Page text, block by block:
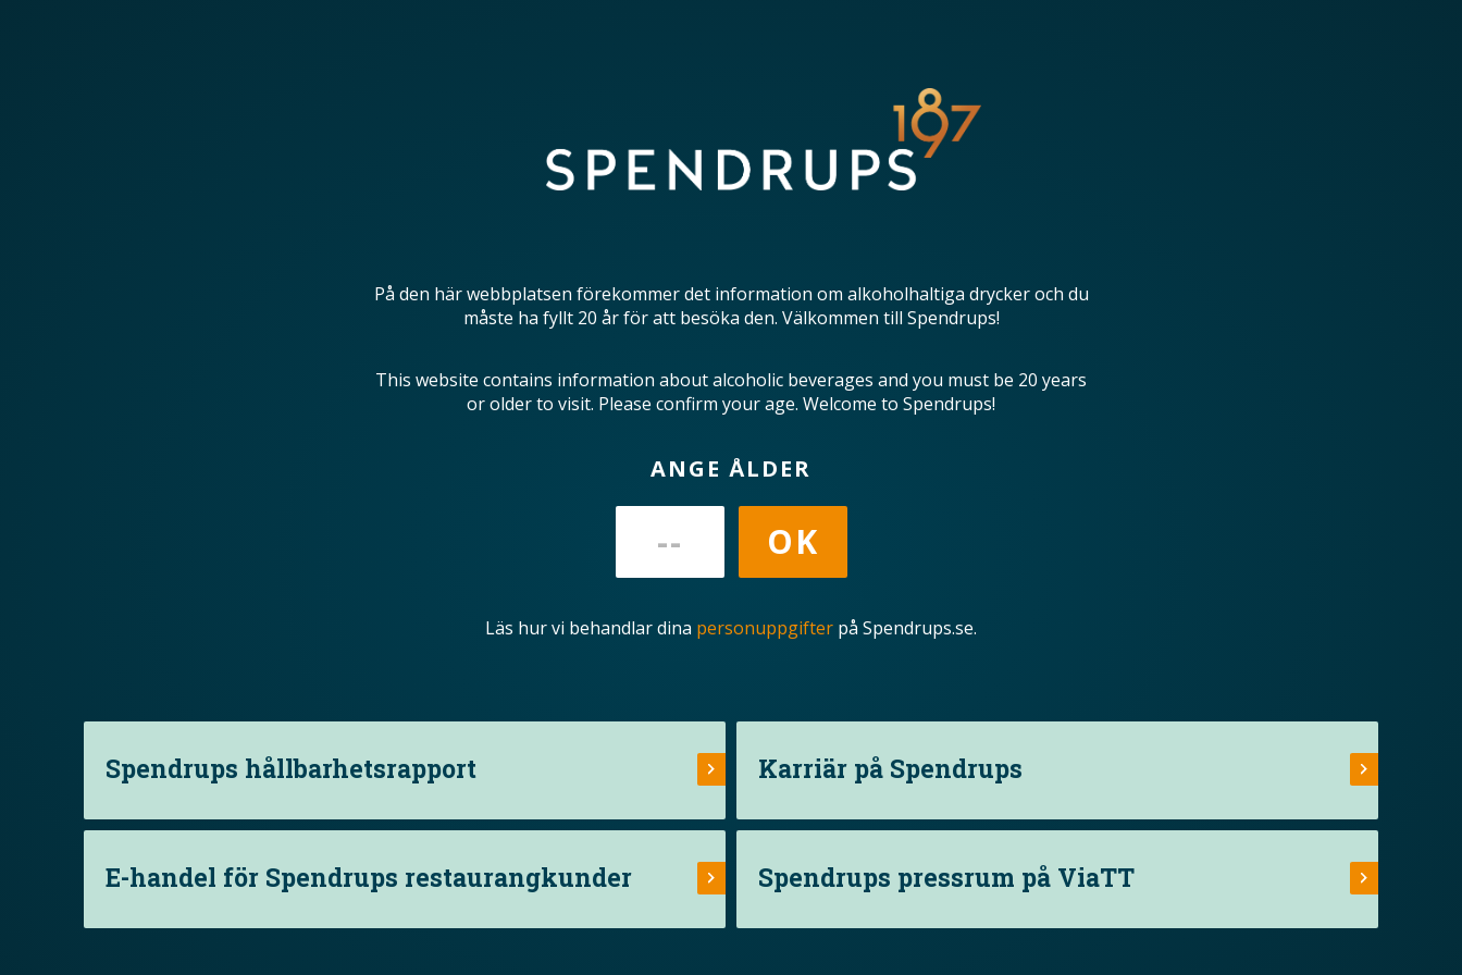
På den här webbplatsen förekommer det information om alkoholhaltiga drycker och du
måste ha fyllt 20 år för att besöka den. Välkommen till Spendrups!
This website contains information about alcoholic beverages and you must be 20 years
or older to visit. Please confirm your age. Welcome to Spendrups!
ANGE ÅLDER
Läs hur vi behandlar dina personuppgifter på Spendrups.se.
Spendrups hållbarhetsrapport Karriär på Spendrups
E-handel för Spendrups restaurangkunder Spendrups pressrum på ViaTT